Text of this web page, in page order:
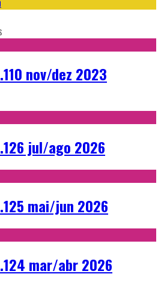
nov/dez 2023
jul/ago 2026
mai/jun 2026
mar/abr 2026